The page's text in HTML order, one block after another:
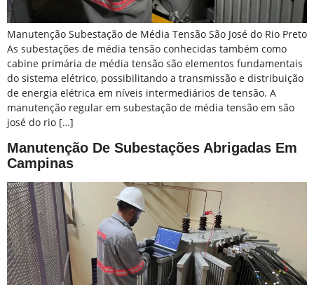
Manutenção Subestação de Média Tensão São José do Rio Preto
As subestações de média tensão conhecidas também como
cabine primária de média tensão são elementos fundamentais
do sistema elétrico, possibilitando a transmissão e distribuição
de energia elétrica em níveis intermediários de tensão. A
manutenção regular em subestação de média tensão em são
josé do rio […]
Manutenção De Subestações Abrigadas Em
Campinas